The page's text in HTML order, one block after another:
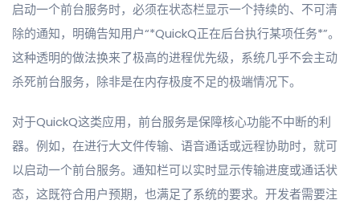
启动一个前台服务时，必须在状态栏显示一个持续的、不可清
除的通知，明确告知用户“*QuickQ正在后台执行某项任务*”。
这种透明的做法换来了极高的进程优先级，系统几乎不会主动
杀死前台服务，除非是在内存极度不足的极端情况下。
对于QuickQ这类应用，前台服务是保障核心功能不中断的利
器。例如，在进行大文件传输、语音通话或远程协助时，就可
以启动一个前台服务。通知栏可以实时显示传输进度或通话状
态，这既符合用户预期，也满足了系统的要求。开发者需要注